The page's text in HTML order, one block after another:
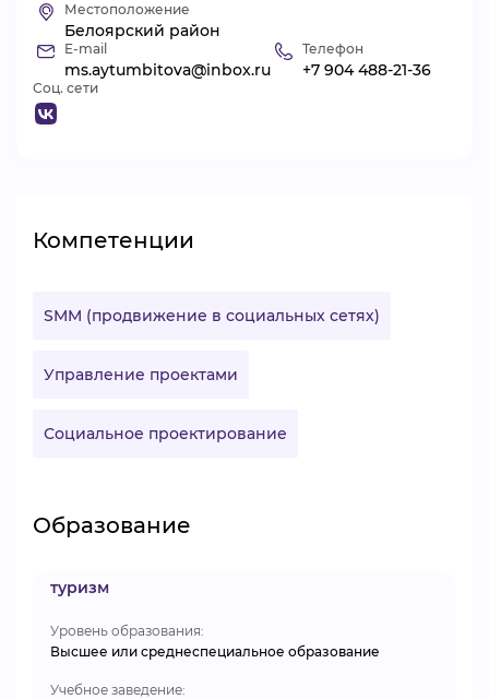
ВОЙТИ
Местоположение
Белоярский район
E-mail
ms.aytumbitova@inbox.ru
Телефон
+7 904 488-21-36
Соц. сети
Компетенции
SMM (продвижение в социальных сетях)
Управление проектами
Социальное проектирование
Образование
туризм
Уровень образования:
Высшее или среднеспециальное образование
Учебное заведение: